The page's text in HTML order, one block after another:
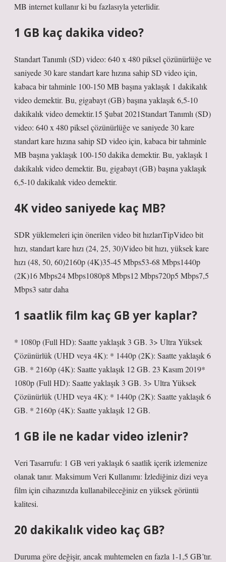
MB internet kullanır ki bu fazlasıyla yeterlidir.
1 GB kaç dakika video?
Standart Tanımlı (SD) video: 640 x 480 piksel çözünürlüğe ve
saniyede 30 kare standart kare hızına sahip SD video için,
kabaca bir tahminle 100-150 MB başına yaklaşık 1 dakikalık
video demektir. Bu, gigabayt (GB) başına yaklaşık 6,5-10
dakikalık video demektir.15 Şubat 2021Standart Tanımlı (SD)
video: 640 x 480 piksel çözünürlüğe ve saniyede 30 kare
standart kare hızına sahip SD video için, kabaca bir tahminle
MB başına yaklaşık 100-150 dakika demektir. Bu, yaklaşık 1
dakikalık video demektir. Bu, gigabayt (GB) başına yaklaşık
6,5-10 dakikalık video demektir.
4K video saniyede kaç MB?
SDR yüklemeleri için önerilen video bit hızlarıTipVideo bit
hızı, standart kare hızı (24, 25, 30)Video bit hızı, yüksek kare
hızı (48, 50, 60)2160p (4K)35-45 Mbps53-68 Mbps1440p
(2K)16 Mbps24 Mbps1080p8 Mbps12 Mbps720p5 Mbps7,5
Mbps3 satır daha
1 saatlik film kaç GB yer kaplar?
* 1080p (Full HD): Saatte yaklaşık 3 GB. 3> Ultra Yüksek
Çözünürlük (UHD veya 4K): * 1440p (2K): Saatte yaklaşık 6
GB. * 2160p (4K): Saatte yaklaşık 12 GB. 23 Kasım 2019*
1080p (Full HD): Saatte yaklaşık 3 GB. 3> Ultra Yüksek
Çözünürlük (UHD veya 4K): * 1440p (2K): Saatte yaklaşık 6
GB. * 2160p (4K): Saatte yaklaşık 12 GB.
1 GB ile ne kadar video izlenir?
Veri Tasarrufu: 1 GB veri yaklaşık 6 saatlik içerik izlemenize
olanak tanır. Maksimum Veri Kullanımı: İzlediğiniz dizi veya
film için cihazınızda kullanabileceğiniz en yüksek görüntü
kalitesi.
20 dakikalık video kaç GB?
Duruma göre değişir, ancak muhtemelen en fazla 1-1,5 GB’tır.